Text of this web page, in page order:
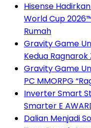
Hisense
World Cup
Rumah
Gravity Game
Kedua
Gravity Game
PC MMORPG
Inverter Smart
Smarter E
Dalian Menjadi